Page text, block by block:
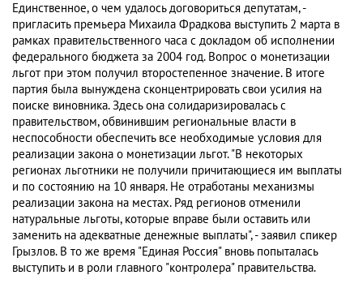
Единственное, о чем удалось договориться депутатам, -
пригласить премьера Михаила Фрадкова выступить 2 марта в
рамках правительственного часа с докладом об исполнении
федерального бюджета за 2004 год. Вопрос о монетизации
льгот при этом получил второстепенное значение. В итоге
партия была вынуждена сконцентрировать свои усилия на
поиске виновника. Здесь она солидаризировалась с
правительством, обвинившим региональные власти в
неспособности обеспечить все необходимые условия для
реализации закона о монетизации льгот. "В некоторых
регионах льготники не получили причитающиеся им выплаты
и по состоянию на 10 января. Не отработаны механизмы
реализации закона на местах. Ряд регионов отменили
натуральные льготы, которые вправе были оставить или
заменить на адекватные денежные выплаты", - заявил спикер
Грызлов. В то же время "Единая Россия" вновь попыталась
выступить и в роли главного "контролера" правительства.